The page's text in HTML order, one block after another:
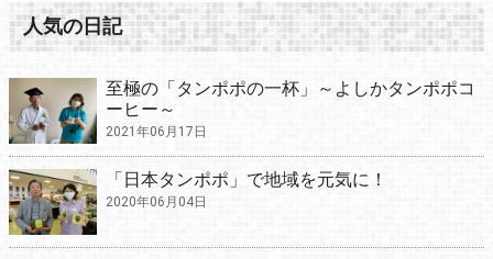
人気の日記
至極の「タンポポの一杯」～よしかタンポポコ
ーヒー～
2021年06月17日
「日本タンポポ」で地域を元気に！
2020年06月04日